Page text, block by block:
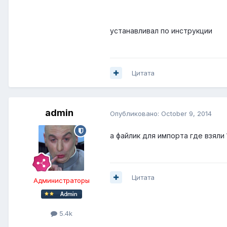
устанавливал по инструкции
Цитата
admin
Администраторы
5.4k
Опубликовано: October 9, 2014
а файлик для импорта где взяли
Цитата